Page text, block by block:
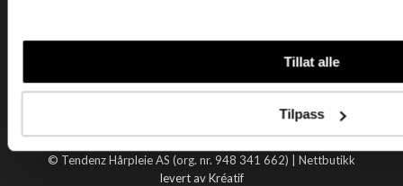
Tillat alle
Tilpass
Om oss
Handle hos oss
© Tendenz Hårpleie AS (org. nr. 948 341 662) | Nettbutikk
levert av Kréatif